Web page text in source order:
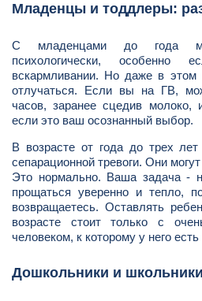
Младенцы и тоддлеры:
С младенцами до года
психологически,
вскармливании. Но даже в этом
отлучаться. Если вы на ГВ,
часов, заранее сцедив молоко,
если это ваш осознанный выбор.
В возрасте от года до трех
сепарационной тревоги. Они
Это нормально. Ваша задача -
прощаться уверенно и тепло,
возвращаетесь. Оставлять
возрасте стоит только с
человеком, к которому у него
Дошкольники и